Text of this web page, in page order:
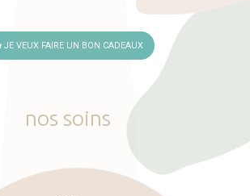
JE VEUX FAIRE UN BON CADEAUX
nos soins